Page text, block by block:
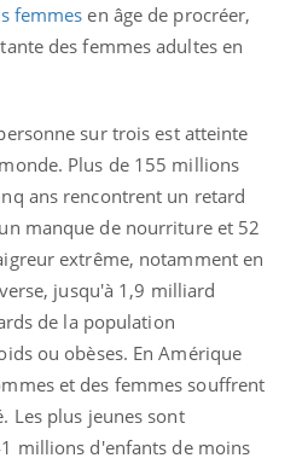
femmes en âge de procréer,
des femmes adultes en
sur trois est atteinte
Plus de 155 millions
ans rencontrent un retard
manque de nourriture et 52
extrême, notamment en
jusqu'à 1,9 milliard
de la population
ou obèses. En Amérique
et des femmes souffrent
Les plus jeunes sont
millions d'enfants de moins